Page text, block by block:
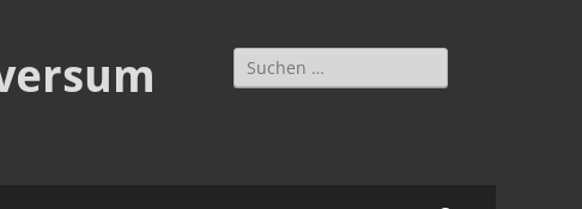
Suchen
nach: